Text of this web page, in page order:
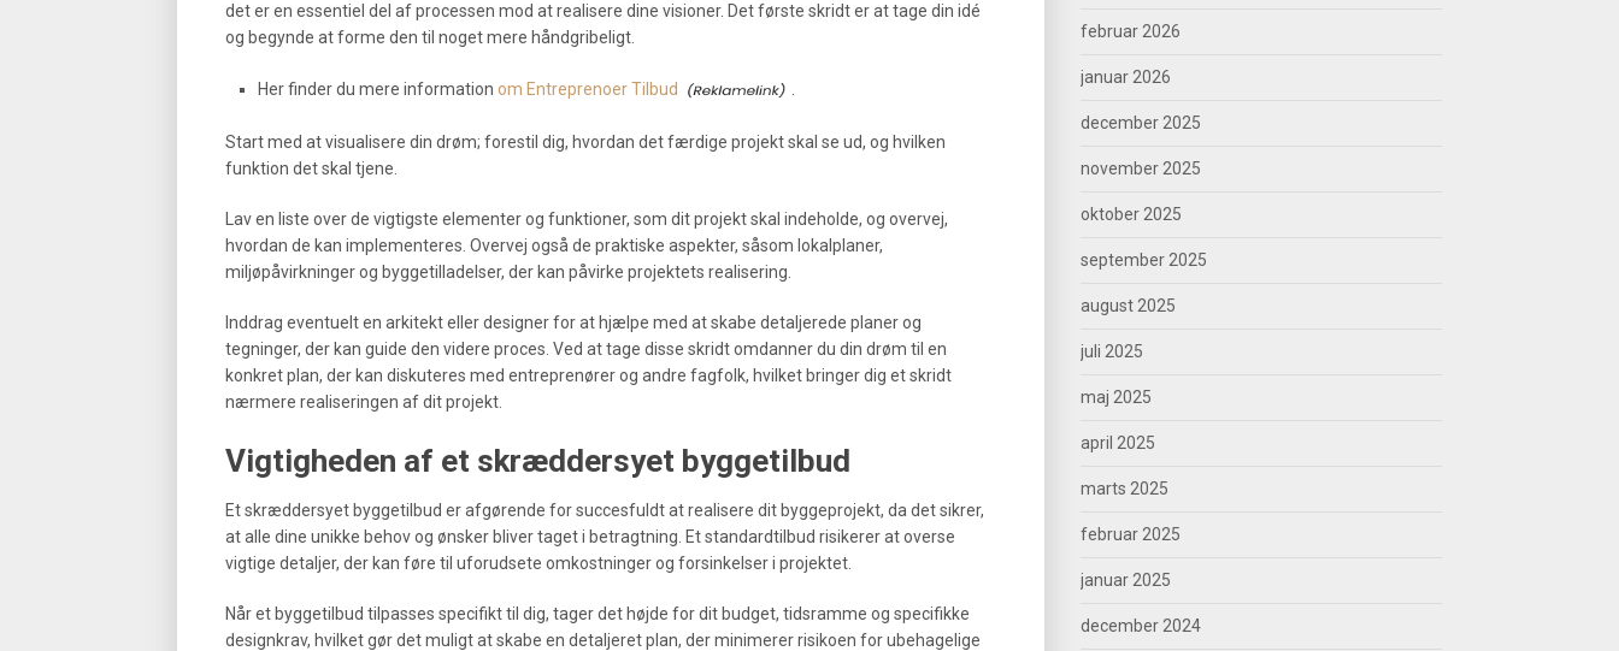
det er en essentiel del af processen mod at realisere dine visioner. Det første skridt er at tage din idé
og begynde at forme den til noget mere håndgribeligt.
Her finder du mere information om Entreprenoer Tilbud
Start med at visualisere din drøm; forestil dig, hvordan det færdige projekt skal se ud, og hvilken
funktion det skal tjene.
Lav en liste over de vigtigste elementer og funktioner, som dit projekt skal indeholde, og overvej,
hvordan de kan implementeres. Overvej også de praktiske aspekter, såsom lokalplaner,
miljøpåvirkninger og byggetilladelser, der kan påvirke projektets realisering.
Inddrag eventuelt en arkitekt eller designer for at hjælpe med at skabe detaljerede planer og
tegninger, der kan guide den videre proces. Ved at tage disse skridt omdanner du din drøm til en
konkret plan, der kan diskuteres med entreprenører og andre fagfolk, hvilket bringer dig et skridt
nærmere realiseringen af dit projekt.
Vigtigheden af et skræddersyet byggetilbud
Et skræddersyet byggetilbud er afgørende for succesfuldt at realisere dit byggeprojekt, da det sikrer,
at alle dine unikke behov og ønsker bliver taget i betragtning. Et standardtilbud risikerer at overse
vigtige detaljer, der kan føre til uforudsete omkostninger og forsinkelser i projektet.
Når et byggetilbud tilpasses specifikt til dig, tager det højde for dit budget, tidsramme og specifikke
designkrav, hvilket gør det muligt at skabe en detaljeret plan, der minimerer risikoen for ubehagelige
februar 2026
januar 2026
december 2025
november 2025
oktober 2025
september 2025
august 2025
juli 2025
maj 2025
april 2025
marts 2025
februar 2025
januar 2025
december 2024